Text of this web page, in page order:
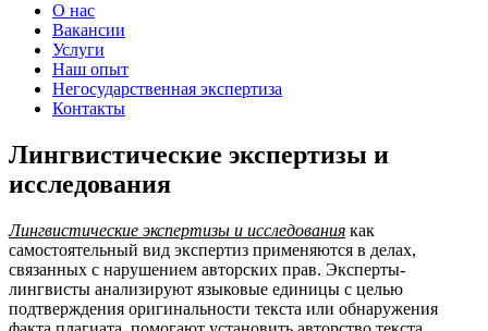
О нас
Вакансии
Услуги
Наш опыт
Негосударственная экспертиза
Контакты
Лингвистические экспертизы и
исследования
Лингвистические экспертизы и исследования как
самостоятельный вид экспертиз применяются в делах,
связанных с нарушением авторских прав. Эксперты-
лингвисты анализируют языковые единицы с целью
подтверждения оригинальности текста или обнаружения